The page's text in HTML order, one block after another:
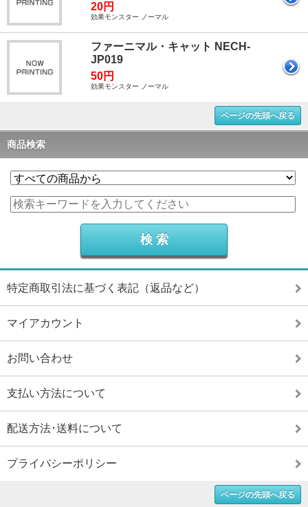
20円
効果モンスター ノーマル
ファーニマル・キャット NECH-
JP019
50円
効果モンスター ノーマル
ページの先頭へ戻る
商品検索
特定商取引法に基づく表記（返品など）
マイアカウント
お問い合わせ
支払い方法について
配送方法･送料について
プライバシーポリシー
ページの先頭へ戻る